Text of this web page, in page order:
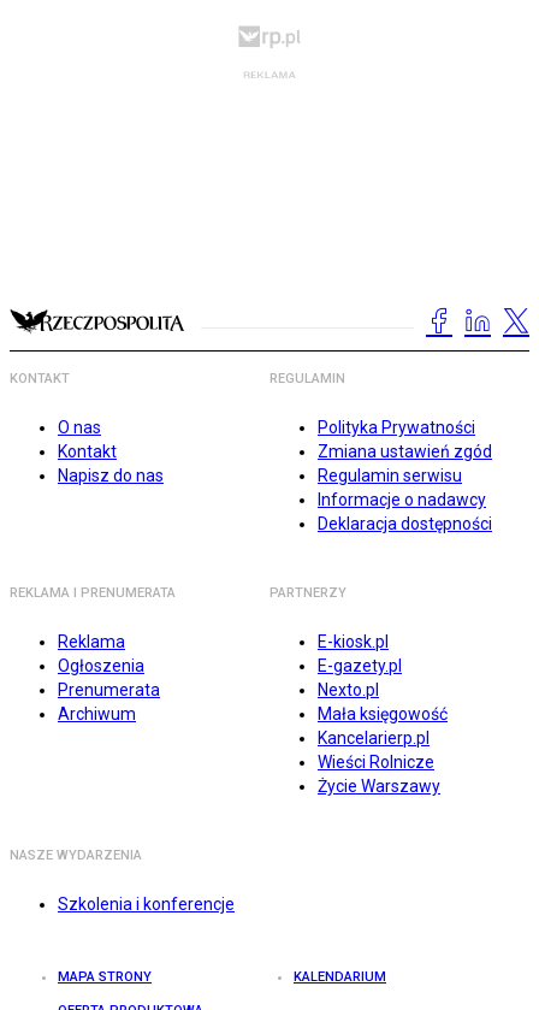
KONTAKT
O nas
Kontakt
Napisz do nas
REGULAMIN
Polityka Prywatności
Zmiana ustawień zgód
Regulamin serwisu
Informacje o nadawcy
Deklaracja dostępności
REKLAMA I PRENUMERATA
Reklama
Ogłoszenia
Prenumerata
Archiwum
PARTNERZY
E-kiosk.pl
E-gazety.pl
Nexto.pl
Mała księgowość
Kancelarierp.pl
Wieści Rolnicze
Życie Warszawy
NASZE WYDARZENIA
Szkolenia i konferencje
MAPA STRONY KALENDARIUM